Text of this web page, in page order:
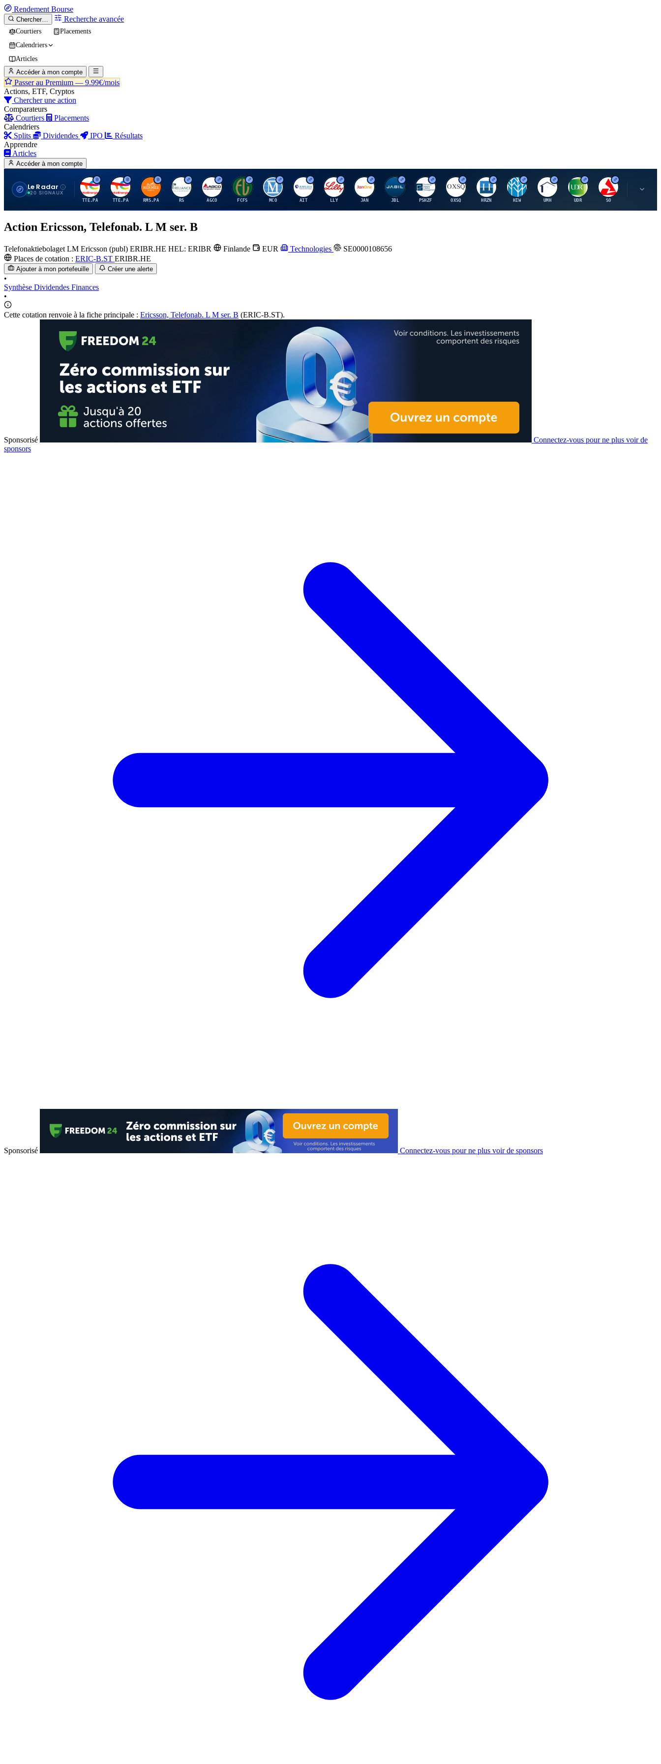
Rendement Bourse
Chercher… Recherche avancée
Courtiers
Placements
Calendriers
Articles
Accéder à mon compte
Passer au Premium — 9.99€/mois
Actions, ETF, Cryptos
Chercher une action
Comparateurs
Courtiers
Placements
Calendriers
Splits
Dividendes IPO
Résultats
Apprendre
Articles
Accéder à mon compte
Le Radar
20 SIGNAUX
T
TTE.PA
T
TTE.PA
H
RMS.PA
R
RS
A
AGCO
F
FCFS
M
MCO
A
AIT
E
LLY
J
JAN
J
JBL
P
PSHZF
O
OXSQ
H
HRZN
H
HIW
U
UMH
U
UDR
S
SO
S
Action Ericsson, Telefonab. L M ser. B
Telefonaktiebolaget LM Ericsson (publ) ERIBR.HE HEL: ERIBR Finlande EUR Technologies
SE0000108656
Places de cotation : ERIC-B.ST ERIBR.HE
Ajouter à mon portefeuille Créer une alerte
•
Synthèse Dividendes Finances
•
Cette cotation renvoie à la fiche principale : Ericsson, Telefonab. L M ser. B (ERIC-B.ST).
Sponsorisé
Connectez-vous pour ne plus voir de
sponsors
Sponsorisé Connectez-vous pour ne plus voir de sponsors